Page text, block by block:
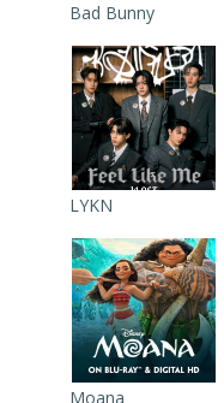
Bad Bunny
LYKN
Moana